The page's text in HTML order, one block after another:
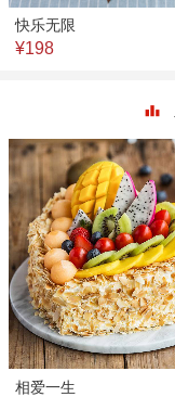
快乐无限
¥198
相爱一生